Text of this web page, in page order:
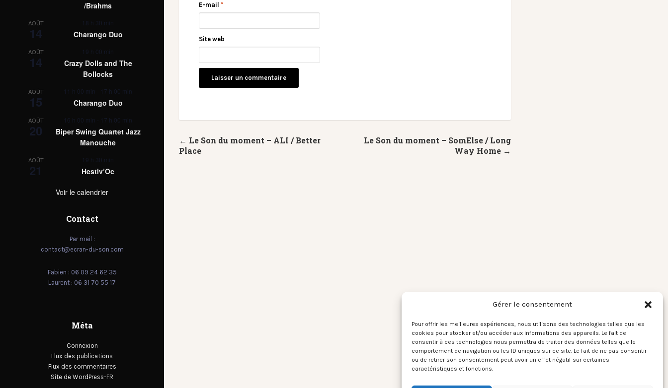
Gérer le consentement
Pour offrir les meilleures expériences, nous utilisons des technologies telles que les
cookies pour stocker et/ou accéder aux informations des appareils. Le fait de
consentir à ces technologies nous permettra de traiter des données telles que le
comportement de navigation ou les ID uniques sur ce site. Le fait de ne pas consentir
ou de retirer son consentement peut avoir un effet négatif sur certaines
caractéristiques et fonctions.
/Brahms
AOÛT
14
18 h 30 min
Charango Duo
AOÛT
14
19 h 00 min
Crazy Dolls and The
Bollocks
AOÛT
15
11 h 00 min - 17 h 00 min
Charango Duo
AOÛT
20
16 h 00 min - 17 h 00 min
Biper Swing Quartet Jazz
Manouche
AOÛT
21
19 h 30 min
Hestiv’Oc
Voir le calendrier
Contact
Par mail :
contact@ecran-du-son.com
Fabien : 06 09 24 62 35
Laurent : 06 31 70 55 17
Méta
Connexion
Flux des publications
Flux des commentaires
Site de WordPress-FR
E-mail *
Site web
Le Son du moment – SomElse / Long
Way Home →
← Le Son du moment – ALI / Better
Place